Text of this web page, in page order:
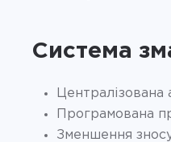
Система
Централізована
Програмована
Зменшення